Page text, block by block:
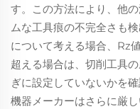
す。この方法により、他
ムな工具痕の不完全さも
について考える場合、Rz
超える場合は、切削工具
ぎに設定していないかを
機器メーカーはさらに厳